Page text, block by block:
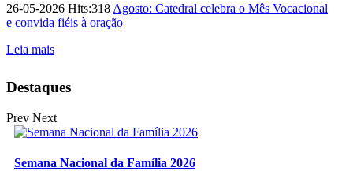
26-05-2026 Hits:318 Agosto: Catedral celebra o Mês Vocacional
e convida fiéis à oração
Leia mais
Destaques
Prev Next
Semana Nacional da Família 2026